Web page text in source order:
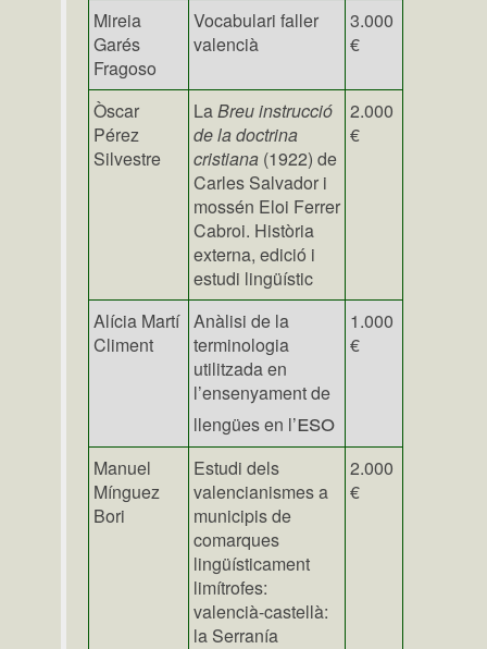
Mireia
Garés
Fragoso
Vocabulari faller
valencià
3.000
€
Òscar
Pérez
Silvestre
LaBreu instrucció
de la doctrina
cristiana (1922) de
Carles Salvador i
mossén Eloi Ferrer
Cabroi. Història
externa, edició i
estudi lingüístic
2.000
€
Alícia Martí
Climent
Anàlisi de la
terminologia
utilitzada en
l’ensenyament de
llengües en l’eso
1.000
€
Manuel
Mínguez
Bori
Estudi dels
valencianismes a
municipis de
comarques
lingüísticament
limítrofes:
valencià-castellà:
la Serranía
2.000
€